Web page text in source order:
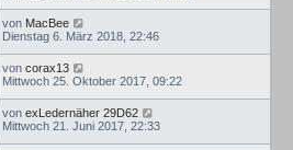
von MacBee
Dienstag 6. März 2018, 22:46
von corax13
Mittwoch 25. Oktober 2017, 09:22
von exLedernäher 29D62
Mittwoch 21. Juni 2017, 22:33